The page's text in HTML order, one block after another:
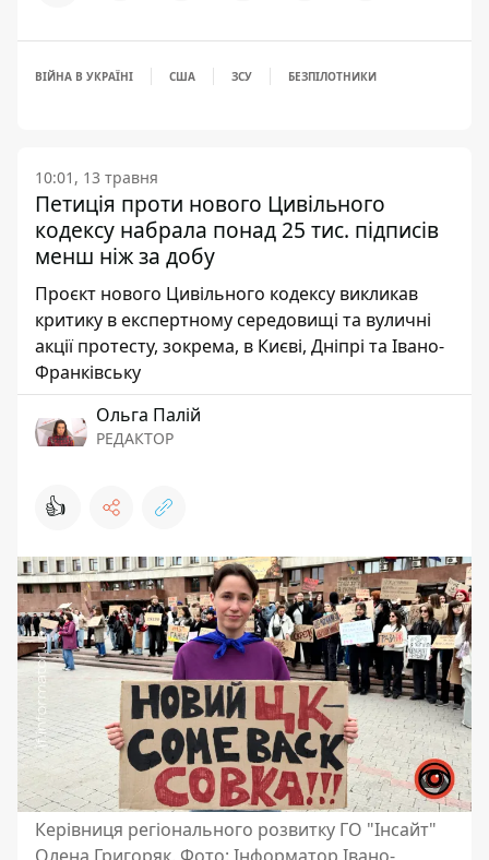
ВІЙНА В УКРАЇНІ США ЗСУ БЕЗПІЛОТНИКИ
10:01, 13 травня
Петиція проти нового Цивільного
кодексу набрала понад 25 тис. підписів
менш ніж за добу
Проєкт нового Цивільного кодексу викликав
критику в експертному середовищі та вуличні
акції протесту, зокрема, в Києві, Дніпрі та Івано-
Франківську
Ольга Палій
РЕДАКТОР
👍
Керівниця регіонального розвитку ГО "Інсайт"